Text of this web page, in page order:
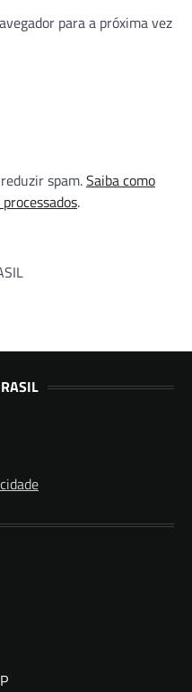
para a próxima vez
spam.Saiba como
.